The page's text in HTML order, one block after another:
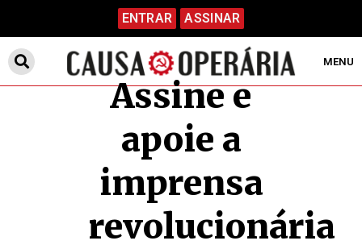
ENTRAR ASSINAR
MENU
Assine e
apoie a
imprensa
revolucionária